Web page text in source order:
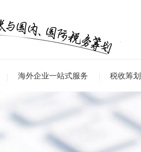
海外企业一站式服务 税收筹划